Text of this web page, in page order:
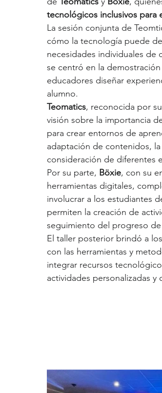
tecnológicos inclusivos para
La sesión conjunta de
cómo la tecnología puede
necesidades individuales
se centró en la
educadores diseñar
alumno.
Teomatics, reconocida por
visión sobre la importancia
para crear entornos de
adaptación de contenidos,
consideración de diferentes
Por su parte, Böxie, con su
herramientas digitales,
involucrar a los estudiantes
permiten la creación de
seguimiento del progreso
El taller posterior brindó a
con las herramientas y
integrar recursos
actividades personalizadas y